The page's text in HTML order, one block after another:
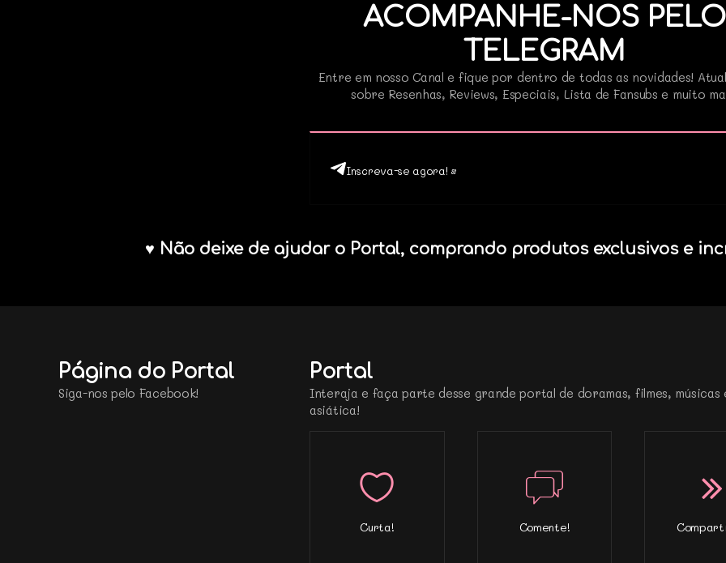
ACOMPANHE-NOS PELO
TELEGRAM
Entre em nosso Canal e fique por dentro de todas as novidades!
sobre Resenhas, Reviews, Especiais, Lista de Fansubs e muito
Inscreva-se agora! •
♥ Não deixe de ajudar o Portal, comprando produtos exclusivos e
Página do Portal
Siga-nos pelo Facebook!
Portal
Interaja e faça parte desse grande portal de doramas, filmes, músicas
asiática!
Curta! Comente!